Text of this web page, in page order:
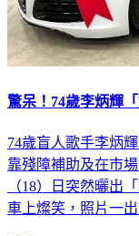
驚呆！74歲李炳輝
74歲盲人歌手李炳
靠殘障補助及在市
（18）日突然曬出
車上燦笑，照片一